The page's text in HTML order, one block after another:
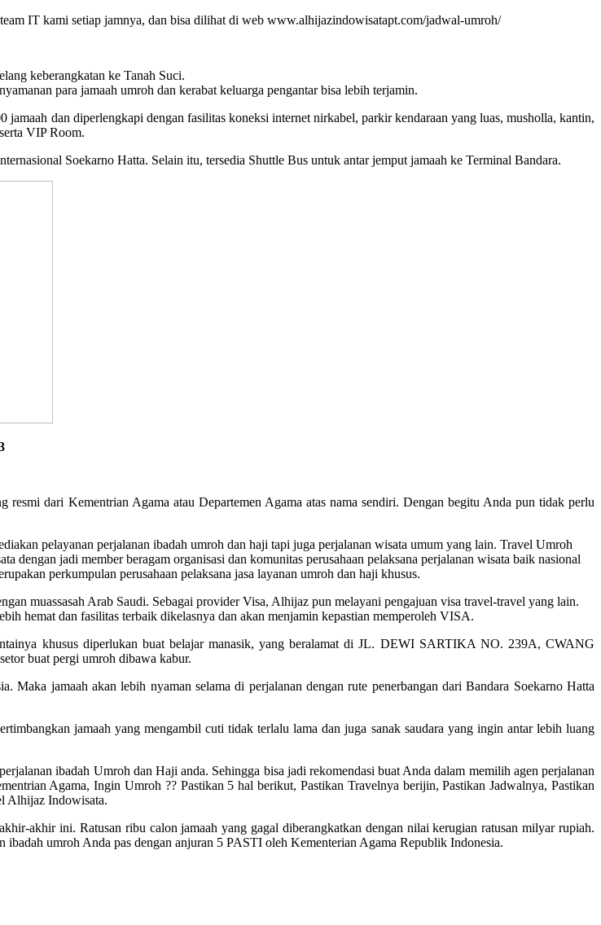
IT kami setiap jamnya, dan bisa dilihat di web www.alhijazindowisatapt.com/jadwal-umroh/
keberangkatan ke Tanah Suci.
para jamaah umroh dan kerabat keluarga pengantar bisa lebih terjamin.
dan diperlengkapi dengan fasilitas koneksi internet nirkabel, parkir kendaraan yang luas, musholla, kantin,
VIP Room.
Soekarno Hatta. Selain itu, tersedia Shuttle Bus untuk antar jemput jamaah ke Terminal Bandara.
dari Kementrian Agama atau Departemen Agama atas nama sendiri. Dengan begitu Anda pun tidak perlu
pelayanan perjalanan ibadah umroh dan haji tapi juga perjalanan wisata umum yang lain. Travel Umroh
jadi member beragam organisasi dan komunitas perusahaan pelaksana perjalanan wisata baik nasional
perkumpulan perusahaan pelaksana jasa layanan umroh dan haji khusus.
muassasah Arab Saudi. Sebagai provider Visa, Alhijaz pun melayani pengajuan visa travel-travel yang lain.
hemat dan fasilitas terbaik dikelasnya dan akan menjamin kepastian memperoleh VISA.
khusus diperlukan buat belajar manasik, yang beralamat di JL. DEWI SARTIKA NO. 239A, CWANG
buat pergi umroh dibawa kabur.
jamaah akan lebih nyaman selama di perjalanan dengan rute penerbangan dari Bandara Soekarno Hatta
jamaah yang mengambil cuti tidak terlalu lama dan juga sanak saudara yang ingin antar lebih luang
ibadah Umroh dan Haji anda. Sehingga bisa jadi rekomendasi buat Anda dalam memilih agen perjalanan
Agama, Ingin Umroh ?? Pastikan 5 hal berikut, Pastikan Travelnya berijin, Pastikan Jadwalnya, Pastikan
Alhijaz Indowisata.
akhir ini. Ratusan ribu calon jamaah yang gagal diberangkatkan dengan nilai kerugian ratusan milyar rupiah.
umroh Anda pas dengan anjuran 5 PASTI oleh Kementerian Agama Republik Indonesia.